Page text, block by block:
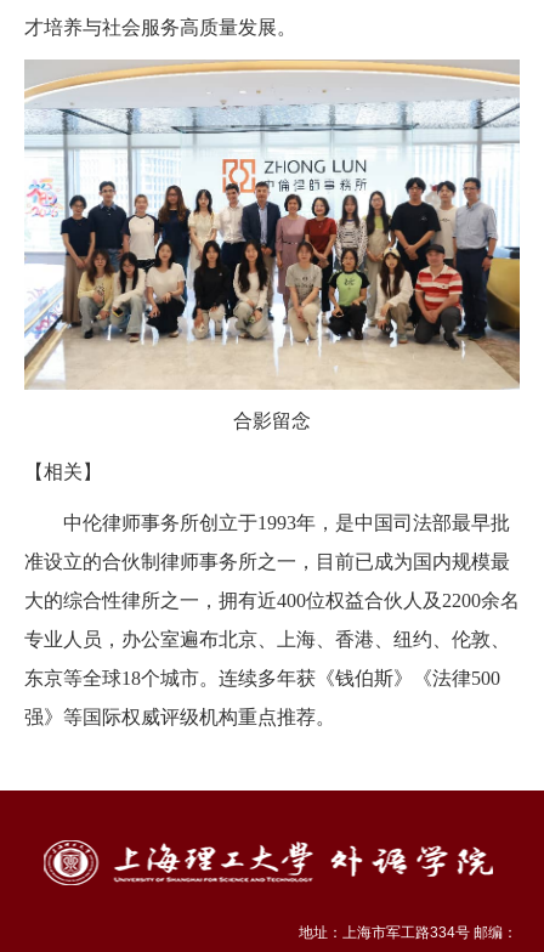
才培养与社会服务高质量发展。
合影留念
【相关】
中伦律师事务所创立于1993年，是中国司法部最早批
准设立的合伙制律师事务所之一，目前已成为国内规模最
大的综合性律所之一，拥有近400位权益合伙人及2200余名
专业人员，办公室遍布北京、上海、香港、纽约、伦敦、
东京等全球18个城市。连续多年获《钱伯斯》《法律500
强》等国际权威评级机构重点推荐。
地址：上海市军工路334号 邮编：